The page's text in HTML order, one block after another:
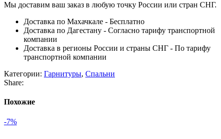
Мы доставим ваш заказ в любую точку России или стран СНГ.
Доставка по Махачкале - Бесплатно
Доставка по Дагестану - Согласно тарифу транспортной
компании
Доставка в регионы России и страны СНГ - По тарифу
транспортной компании
Категории: Гарнитуры, Спальни
Share:
Похожие
-7%